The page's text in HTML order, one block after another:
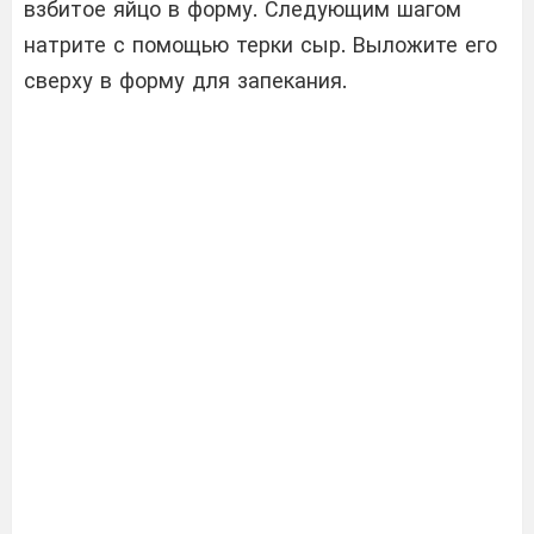
взбитое яйцо в форму. Следующим шагом
натрите с помощью терки сыр. Выложите его
сверху в форму для запекания.